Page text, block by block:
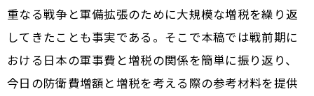
重なる戦争と軍備拡張のために大規模な増税を繰り返
してきたことも事実である。そこで本稿では戦前期に
おける日本の軍事費と増税の関係を簡単に振り返り、
今日の防衛費増額と増税を考える際の参考材料を提供